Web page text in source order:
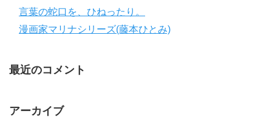
言葉の蛇口を、ひねったり。
漫画家マリナシリーズ(藤本ひとみ)
最近のコメント
アーカイブ